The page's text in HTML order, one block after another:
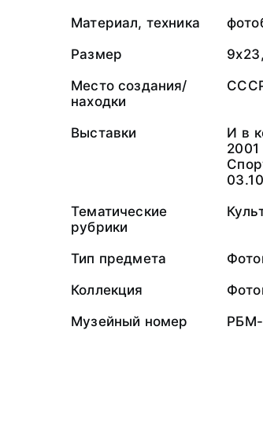
Материал, техника
Размер
Место создания/
находки
Выставки
И в
2001
Тематические
рубрики
Тип предмета
Коллекция
Музейный номер